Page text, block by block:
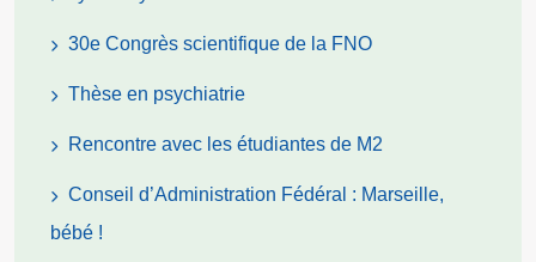
30e Congrès scientifique de la FNO
Thèse en psychiatrie
Rencontre avec les étudiantes de M2
Conseil d’Administration Fédéral : Marseille,
bébé !